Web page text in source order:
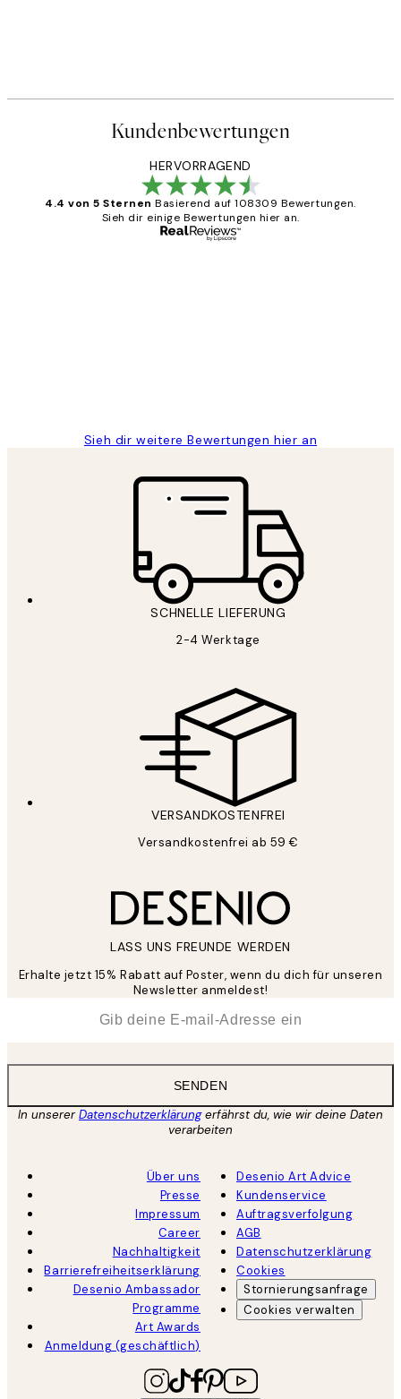
Kundenbewertungen
HERVORRAGEND
4.4 von 5 Sternen Basierend auf 108309 Bewertungen.
Sieh dir einige Bewertungen hier an.
Sieh dir weitere Bewertungen hier an
SCHNELLE LIEFERUNG
2-4 Werktage
VERSANDKOSTENFREI
Versandkostenfrei ab 59 €
LASS UNS FREUNDE WERDEN
Erhalte jetzt 15% Rabatt auf Poster, wenn du dich für unseren
Newsletter anmeldest!
SENDEN
In unsererDatenschutzerklärungerfährst du, wie wir deine Daten
verarbeiten
Über uns
Presse
Impressum
Career
Nachhaltigkeit
Barrierefreiheitserklärung
Desenio Ambassador
Programme
Art Awards
Anmeldung (geschäftlich)
Desenio Art Advice
Kundenservice
Auftragsverfolgung
AGB
Datenschutzerklärung
Cookies
Stornierungsanfrage
Cookies verwalten